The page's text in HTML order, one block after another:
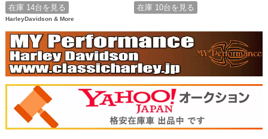
在庫 14台を見る
在庫 10台を見る
HarleyDavidson & More